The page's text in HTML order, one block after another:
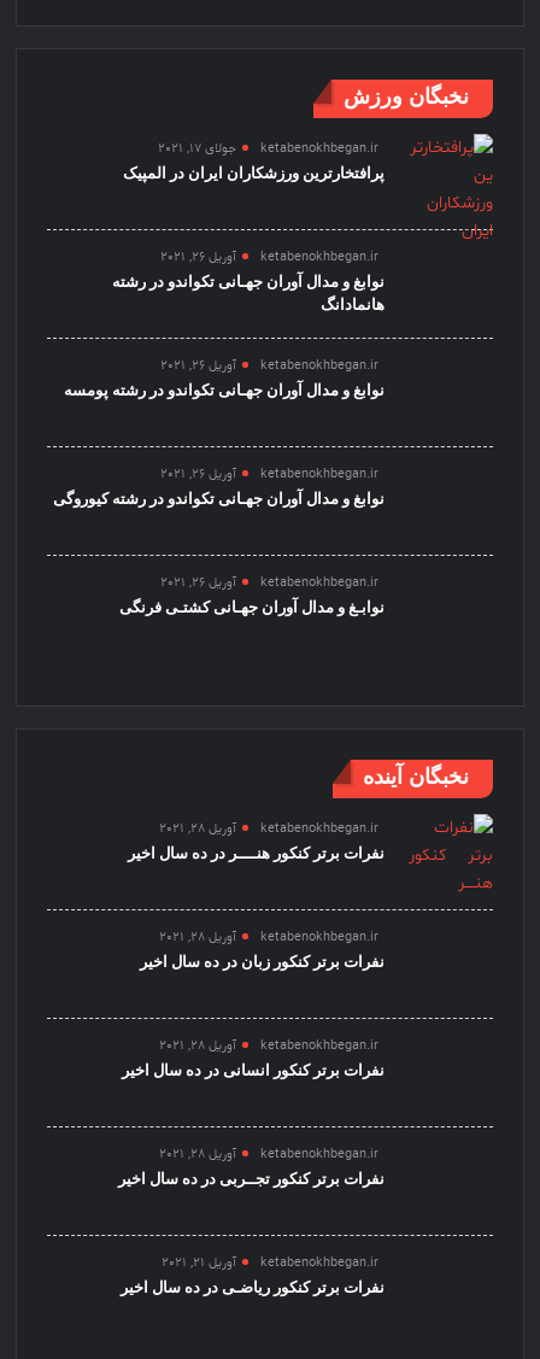
نخبگان ورزش
ketabenokhbegan.ir
جولای 17, 2021
پرافتخارترین ورزشکاران ایران در المپیک
ketabenokhbegan.ir
آوریل 26, 2021
نوابغ و مدال آوران جهـانی تکواندو در رشته
هانمادانگ
ketabenokhbegan.ir
آوریل 26, 2021
نوابغ و مدال آوران جهـانی تکواندو در رشته پومسه
ketabenokhbegan.ir
آوریل 26, 2021
نوابغ و مدال آوران جهـانی تکواندو در رشته کیوروگی
ketabenokhbegan.ir
آوریل 26, 2021
نوابـغ و مدال آوران جهـانی کشتـی فرنگی
نخبگان آینده
ketabenokhbegan.ir
آوریل 28, 2021
نفرات برتر کنکور هنــــر در ده سال اخیر
ketabenokhbegan.ir
آوریل 28, 2021
نفرات برتر کنکور زبان در ده سال اخیر
ketabenokhbegan.ir
آوریل 28, 2021
نفرات برتر کنکور انسانی در ده سال اخیر
ketabenokhbegan.ir
آوریل 28, 2021
نفرات برتر کنکور تجــربی در ده سال اخیر
ketabenokhbegan.ir
آوریل 21, 2021
نفرات برتر کنکور ریاضـی در ده سال اخیر